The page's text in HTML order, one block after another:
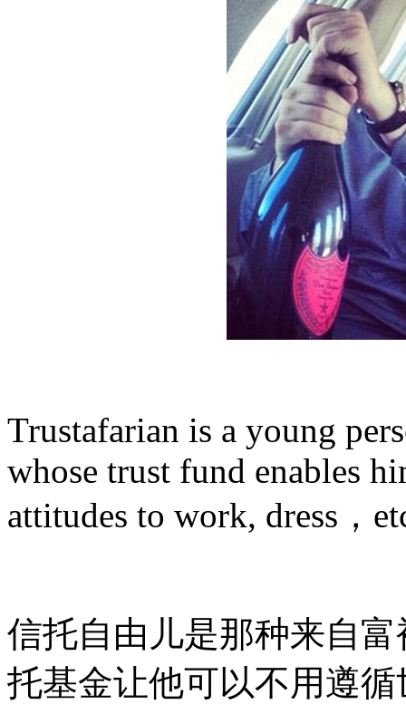
Trustafarian is a young
whose trust fund enables
attitudes to work, dress，
信托自由儿是那种来自
托基金让他可以不用遵